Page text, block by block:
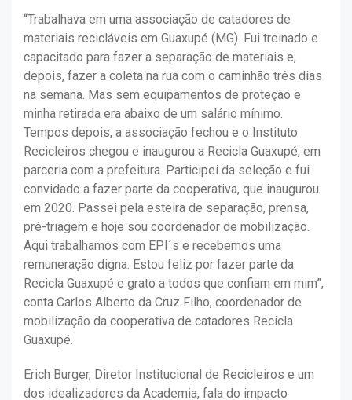
“Trabalhava em uma associação de catadores de
materiais recicláveis em Guaxupé (MG). Fui treinado e
capacitado para fazer a separação de materiais e,
depois, fazer a coleta na rua com o caminhão três dias
na semana. Mas sem equipamentos de proteção e
minha retirada era abaixo de um salário mínimo.
Tempos depois, a associação fechou e o Instituto
Recicleiros chegou e inaugurou a Recicla Guaxupé, em
parceria com a prefeitura. Participei da seleção e fui
convidado a fazer parte da cooperativa, que inaugurou
em 2020. Passei pela esteira de separação, prensa,
pré-triagem e hoje sou coordenador de mobilização.
Aqui trabalhamos com EPI´s e recebemos uma
remuneração digna. Estou feliz por fazer parte da
Recicla Guaxupé e grato a todos que confiam em mim”,
conta Carlos Alberto da Cruz Filho, coordenador de
mobilização da cooperativa de catadores Recicla
Guaxupé.
Erich Burger, Diretor Institucional de Recicleiros e um
dos idealizadores da Academia, fala do impacto